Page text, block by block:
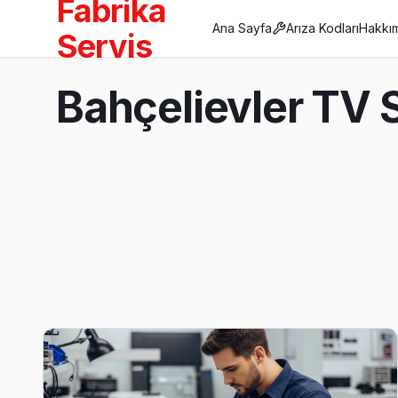
Bahçelievler
Bahçelievler bölgesi TV Servis →
Cumhuriyet TV Servis
Fabrika
Servis
Ana Sayfa Arıza Kodları
Bahçelievler TV